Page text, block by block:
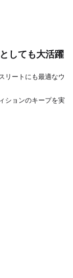
しても大活躍
リートにも最適なウ
ションのキープを実